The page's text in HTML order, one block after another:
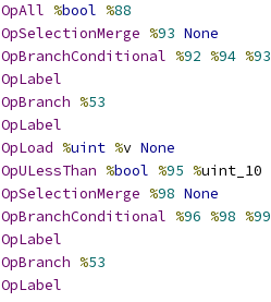
OpAll %bool %88
OpSelectionMerge %93 None
OpBranchConditional %92 %94 %93
OpLabel
OpBranch %53
OpLabel
OpLoad %uint %v None
OpULessThan %bool %95 %uint_10
OpSelectionMerge %98 None
OpBranchConditional %96 %98 %99
OpLabel
OpBranch %53
OpLabel